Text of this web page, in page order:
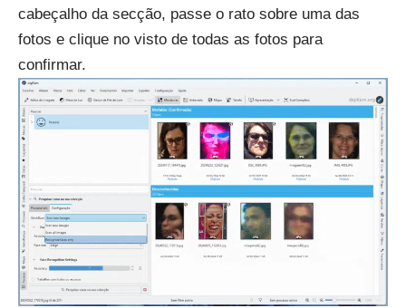
cabeçalho da secção, passe o rato sobre uma das
fotos e clique no visto de todas as fotos para
confirmar.